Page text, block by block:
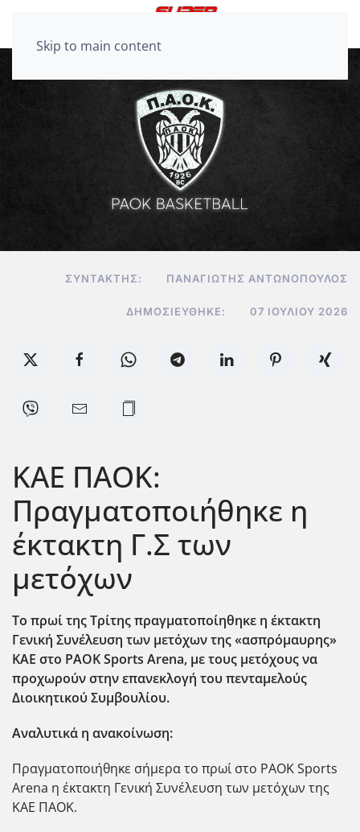
Skip to main content
ΣΥΝΤΆΚΤΗΣ: ΠΑΝΑΓΙΏΤΗΣ ΑΝΤΩΝΌΠΟΥΛΟΣ
ΔΗΜΟΣΙΕΎΘΗΚΕ: 07 ΙΟΥΛΊΟΥ 2026
ΚΑΕ ΠΑΟΚ:
Πραγματοποιήθηκε η
έκτακτη Γ.Σ των
μετόχων
Το πρωί της Τρίτης πραγματοποίηθηκε η έκτακτη
Γενική Συνέλευση των μετόχων της «ασπρόμαυρης»
ΚΑΕ στο PAOK Sports Arena, με τους μετόχους να
προχωρούν στην επανεκλογή του πενταμελούς
Διοικητικού Συμβουλίου.
Αναλυτικά η ανακοίνωση:
Πραγματοποιήθηκε σήμερα το πρωί στο PAOK Sports
Arena η έκτακτη Γενική Συνέλευση των μετόχων της
ΚΑΕ ΠΑΟΚ.